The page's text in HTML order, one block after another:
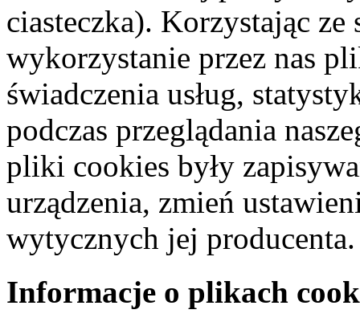
ciasteczka). Korzystając
wykorzystanie przez nas
świadczenia usług,
podczas przeglądania
pliki cookies były
urządzenia, zmień
wytycznych jej producenta.
Informacje o plikach